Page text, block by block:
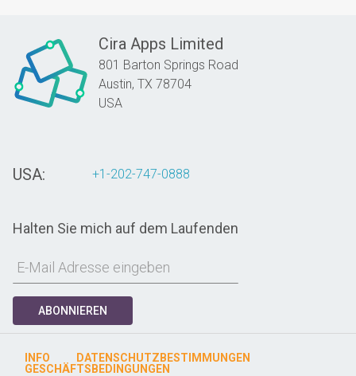
Cira Apps Limited
801 Barton Springs Road
Austin, TX 78704
USA
USA: +1-202-747-0888
Halten Sie mich auf dem Laufenden
ABONNIEREN
INFO
DATENSCHUTZBESTIMMUNGEN
GESCHÄFTSBEDINGUNGEN